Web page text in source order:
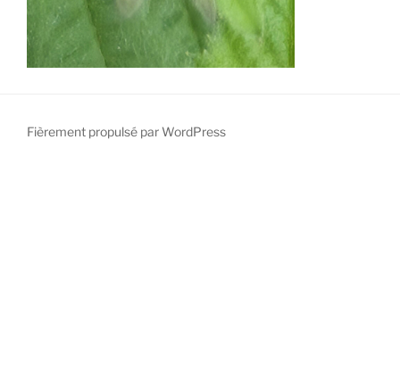
Fièrement propulsé par WordPress